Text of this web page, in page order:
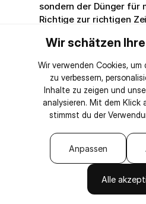
sondern der Dünger für
Richtige zur richtigen
Wir schätzen
Wir verwenden Cookies, um
zu verbessern,
Inhalte zu zeigen und
analysieren. Mit dem Klick
stimmst du der
Anpassen
Alle